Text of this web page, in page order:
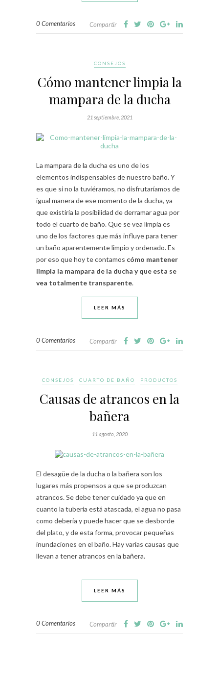
0 Comentarios Compartir
CONSEJOS
Cómo mantener limpia la
mampara de la ducha
21 septiembre, 2021
La mampara de la ducha es uno de los
elementos indispensables de nuestro baño. Y
es que si no la tuviéramos, no disfrutaríamos de
igual manera de ese momento de la ducha, ya
que existiría la posibilidad de derramar agua por
todo el cuarto de baño. Que se vea limpia es
uno de los factores que más influye para tener
un baño aparentemente limpio y ordenado. Es
por eso que hoy te contamos cómo mantener
limpia la mampara de la ducha y que esta se
vea totalmente transparente.
LEER MÁS
0 Comentarios Compartir
CONSEJOS CUARTO DE BAÑO PRODUCTOS
Causas de atrancos en la
bañera
11 agosto, 2020
El desagüe de la ducha o la bañera son los
lugares más propensos a que se produzcan
atrancos. Se debe tener cuidado ya que en
cuanto la tubería está atascada, el agua no pasa
como debería y puede hacer que se desborde
del plato, y de esta forma, provocar pequeñas
inundaciones en el baño. Hay varias causas que
llevan a tener atrancos en la bañera.
LEER MÁS
0 Comentarios Compartir